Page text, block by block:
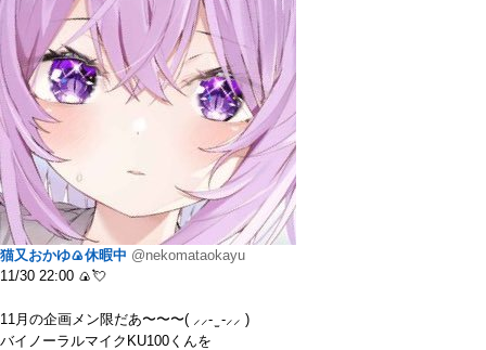
猫又おかゆ🍙休暇中 @nekomataokayu
11/30 22:00 🍙💘
11月の企画メン限だあ〜〜〜( ⸝⸝- ̫ -⸝⸝ )
バイノーラルマイクKU100くんを